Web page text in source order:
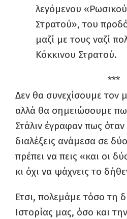
λεγόμενου
Στρατού», του
μαζί με τους ναζί
Κόκκινου Στρατού.
***
Δεν θα συνεχίσουμε τον
αλλά θα σημειώσουμε
Στάλιν έγραφαν πως
διαλέξεις ανάμεσα σε
πρέπει να πεις «και οι
κι όχι να ψάχνεις το
Ετσι, πολεμάμε τόσο τη
Ιστορίας μας, όσο και